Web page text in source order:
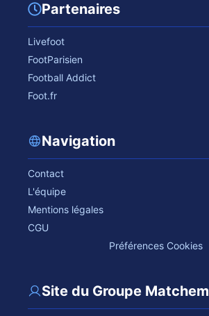
Partenaires
Livefoot
FootParisien
Football Addict
Foot.fr
Navigation
Contact
L'équipe
Mentions légales
CGU
Préférences Cookies
Site du Groupe Matchem